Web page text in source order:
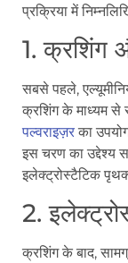
प्रक्रिया में
1. क्रशिंग
सबसे पहले,
क्रशिंग के माध्यम से
पल्वराइज़र का
इस चरण का उद्देश्य
इलेक्ट्रोस्टैटिक
2.
क्रशिंग के बाद,